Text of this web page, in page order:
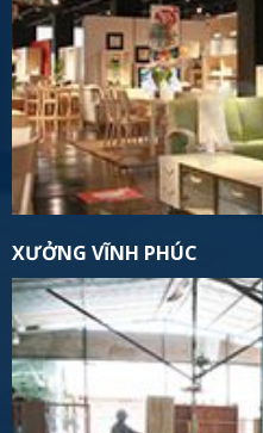
XƯỞNG VĨNH PHÚC